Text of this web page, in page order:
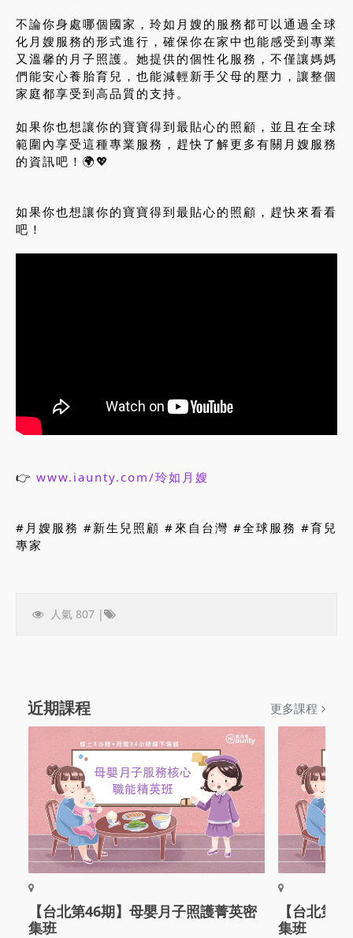
不論你身處哪個國家，玲如月嫂的服務都可以通過全球
化月嫂服務的形式進行，確保你在家中也能感受到專業
又溫馨的月子照護。她提供的個性化服務，不僅讓媽媽
們能安心養胎育兒，也能減輕新手父母的壓力，讓整個
家庭都享受到高品質的支持。
如果你也想讓你的寶寶得到最貼心的照顧，並且在全球
範圍內享受這種專業服務，趕快了解更多有關月嫂服務
的資訊吧！🌍💖
如果你也想讓你的寶寶得到最貼心的照顧，趕快來看看
吧！
👉 www.iaunty.com/玲如月嫂
#月嫂服務 #新生兒照顧 #來自台灣 #全球服務 #育兒
專家
人氣 807 |
近期課程 更多課程
【台北第46期】母嬰月子照護菁英密
集班
【台北第
集班